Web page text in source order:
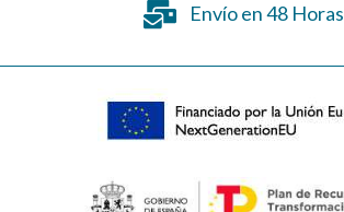
Envío en 48 Horas